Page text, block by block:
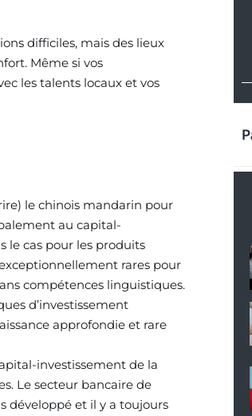
difficiles, mais des lieux
Même si vos
les talents locaux et vos
le chinois mandarin pour
au capital-
le cas pour les produits
rares pour
compétences linguistiques.
d’investissement
approfondie et rare
investissement de la
Le secteur bancaire de
développé et il y a toujours